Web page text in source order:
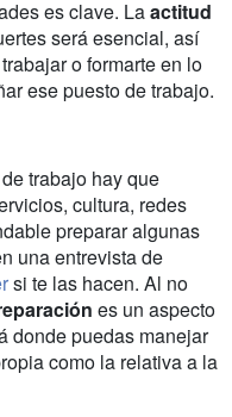
es clave. Laactitud
será esencial, así
o formarte en lo
ese puesto de trabajo.
trabajo hay que
cultura, redes
preparar algunas
una entrevista de
si te las hacen. Al no
es un aspecto
donde puedas manejar
como la relativa a la